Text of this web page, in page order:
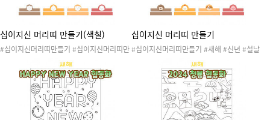
십이지신 머리띠 만들기(색칠)
#십이지신머리띠만들기 #십이지신머리띠만
들기색칠도안 #새해 #신년 #설날 #명절 #새
해활동 #신년활동 #동물활동 #열두띠 #십이
간지 #열두띠이야기 #동극 #동극머리띠 #역
할극 #역할놀이 #역할놀이 #쥐 #소 #호랑이
#토끼 #용 #뱀 #말 #양 #원숭이 #닭 #개 #
돼지 #동물 #색칠도안 #색칠공부 #색칠활동
십이지신 머리띠 만들기
#십이지신머리띠만들기 #새해 #신년 #설날
#명절 #새해활동 #신년활동 #동물활동 #열
두띠 #십이간지 #열두띠이야기 #동극 #동극
머리띠 #역할극 #역할놀이 #쥐 #소 #호랑이
#토끼 #용 #뱀 #말 #양 #원숭이 #닭 #개 #
돼지 #동물 #겨울